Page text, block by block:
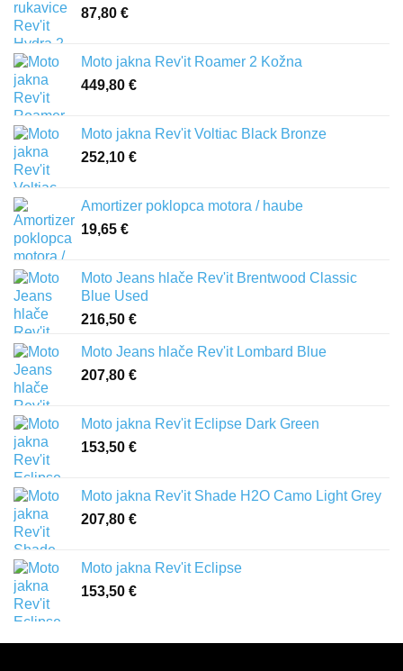
87,80 €
Moto jakna Rev'it Roamer 2 Kožna
449,80 €
Moto jakna Rev'it Voltiac Black Bronze
252,10 €
Amortizer poklopca motora / haube
19,65 €
Moto Jeans hlače Rev'it Brentwood Classic
Blue Used
216,50 €
Moto Jeans hlače Rev'it Lombard Blue
207,80 €
Moto jakna Rev'it Eclipse Dark Green
153,50 €
Moto jakna Rev'it Shade H2O Camo Light Grey
207,80 €
Moto jakna Rev'it Eclipse
153,50 €